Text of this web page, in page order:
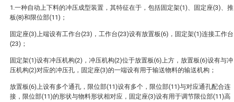
1.一种自动上下料的冲压成型装置，其特征在于，包括固定架(1)、固定座(3)、推
板(8)和限位部(11)；
固定座(3)上端设有工作台(23)，工作台(23)设有放置板(6)，固定架(1)连接工作台
(23)；
固定架(1)设有冲压机构(2)，冲压机构(2)位于放置板(6)上方，放置板(6)设有与冲
压机构(2)对应的冲压孔，固定座(3)的一端设有用于输送物料的输送机构；
放置板(6)上设有多个通孔，限位部(11)设有多个，限位部(11)与对应通孔配合连
接，限位部(11)的形状与物料形状相对应，固定座(3)设有用于调节限位部(11)高